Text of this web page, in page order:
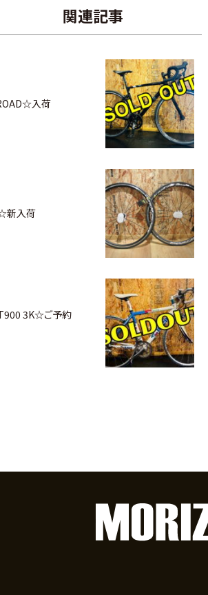
関連記事
入荷
新入荷
3K☆ご予約